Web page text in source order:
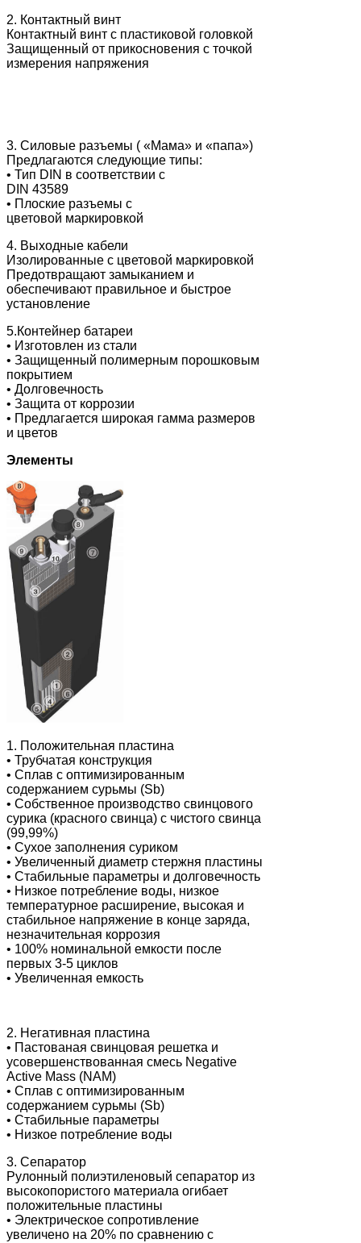
2. Контактный винт
Контактный винт с пластиковой головкой
Защищенный от прикосновения с точкой
измерения напряжения
3. Силовые разъемы ( «Мама» и «папа»)
Предлагаются следующие типы:
• Тип DIN в соответствии с
DIN 43589
• Плоские разъемы с
цветовой маркировкой
4. Выходные кабели
Изолированные с цветовой маркировкой
Предотвращают замыканием и
обеспечивают правильное и быстрое
установление
5.Контейнер батареи
• Изготовлен из стали
• Защищенный полимерным порошковым
покрытием
• Долговечность
• Защита от коррозии
• Предлагается широкая гамма размеров
и цветов
Элементы
1. Положительная пластина
• Трубчатая конструкция
• Сплав с оптимизированным
содержанием сурьмы (Sb)
• Собственное производство свинцового
сурика (красного свинца) с чистого свинца
(99,99%)
• Сухое заполнения суриком
• Увеличенный диаметр стержня пластины
• Стабильные параметры и долговечность
• Низкое потребление воды, низкое
температурное расширение, высокая и
стабильное напряжение в конце заряда,
незначительная коррозия
• 100% номинальной емкости после
первых 3-5 циклов
• Увеличенная емкость
2. Негативная пластина
• Пастованая свинцовая решетка и
усовершенствованная смесь Negative
Active Mass (NAM)
• Сплав с оптимизированным
содержанием сурьмы (Sb)
• Стабильные параметры
• Низкое потребление воды
3. Сепаратор
Рулонный полиэтиленовый сепаратор из
высокопористого материала огибает
положительные пластины
• Электрическое сопротивление
увеличено на 20% по сравнению с